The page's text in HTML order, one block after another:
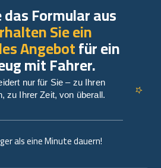
als eine Minute dauern!
das Formular aus
Sie ein
Angebotfür ein
mit Fahrer.
nur für Sie – zu Ihren
zu Ihrer Zeit, von überall.